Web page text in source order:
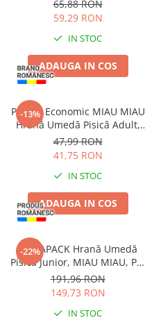
12x85g
65,88 RON
59,29 RON
IN STOC
ADAUGA IN COS
-13%
Pachet Economic MIAU MIAU
Hrană Umedă Pisică Adult,
Rață în sos, 24x100g
47,99 RON
41,75 RON
IN STOC
ADAUGA IN COS
-22%
MEGAPACK Hrană Umedă
Pisică Junior, MIAU MIAU, Pui
în sos, 96x100g
191,96 RON
149,73 RON
IN STOC